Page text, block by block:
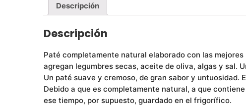
Descripción
Descripción
Paté completamente natural elaborado con las
agregan legumbres secas, aceite de oliva, algas y sal.
Un paté suave y cremoso, de gran sabor y
Debido a que es completamente natural, a que
ese tiempo, por supuesto, guardado en el frigorífico.